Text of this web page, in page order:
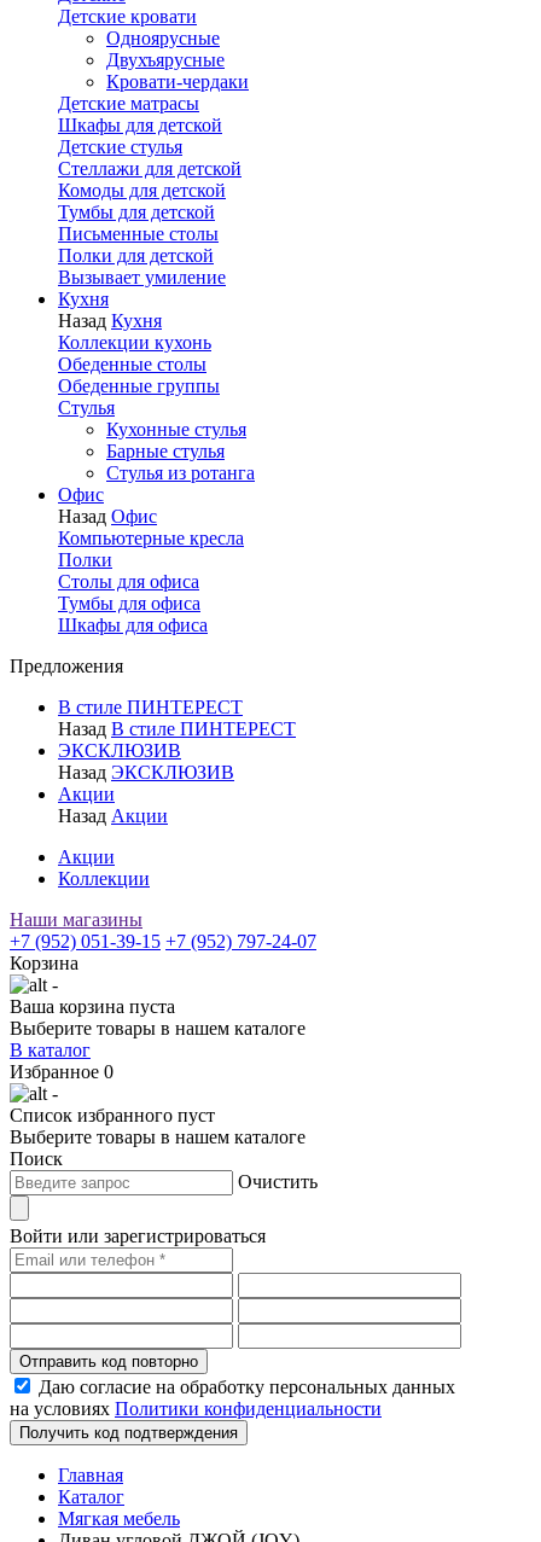
Детские кровати
Одноярусные
Двухъярусные
Кровати-чердаки
Детские матрасы
Шкафы для детской
Детские стулья
Стеллажи для детской
Комоды для детской
Тумбы для детской
Письменные столы
Полки для детской
Вызывает умиление
Кухня
Назад Кухня
Коллекции кухонь
Обеденные столы
Обеденные группы
Стулья
Кухонные стулья
Барные стулья
Стулья из ротанга
Офис
Назад Офис
Компьютерные кресла
Полки
Столы для офиса
Тумбы для офиса
Шкафы для офиса
Предложения
В стиле ПИНТЕРЕСТ
Назад В стиле ПИНТЕРЕСТ
ЭКСКЛЮЗИВ
Назад ЭКСКЛЮЗИВ
Акции
Назад Акции
Акции
Коллекции
Наши магазины
+7 (952) 051-39-15 +7 (952) 797-24-07
Корзина
-
Ваша корзина пуста
Выберите товары в нашем каталоге
В каталог
Избранное 0
-
Список избранного пуст
Выберите товары в нашем каталоге
Поиск
Очистить
Войти или зарегистрироваться
Отправить код повторно
Даю согласие на обработку персональных данных
на условиях Политики конфиденциальности
Получить код подтверждения
Главная
Каталог
Мягкая мебель